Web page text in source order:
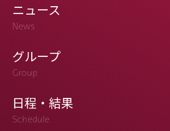
ニュース
News
グループ
Group
日程・結果
Schedule